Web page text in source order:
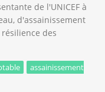
de l'UNICEF à
d'assainissement
des
assainissement